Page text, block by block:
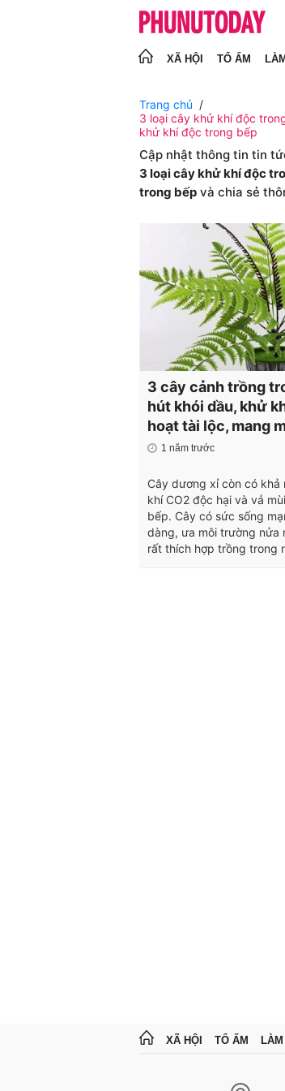
XÃ HỘI TỔ ẤM
Trang chủ
3 loại cây khử khí độc
khử khí độc trong bếp
Cập nhật thông tin tin
3 loại cây khử khí độc
trong bếp và chia sẻ
3 cây cảnh trồng
hút khói dầu, khử
hoạt tài lộc, mang
1 năm trước
Cây dương xỉ còn có khả
khí CO2 độc hại và vả
bếp. Cây có sức sống
dàng, ưa môi trường nửa
rất thích hợp trồng trong
XÃ HỘI TỔ ẤM